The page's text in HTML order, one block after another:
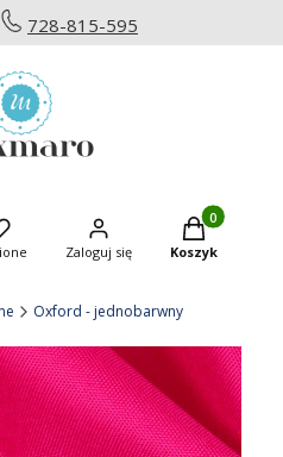
728-815-595
Zaloguj się
Produkty w
Koszyk
Oxford - jednobarwny